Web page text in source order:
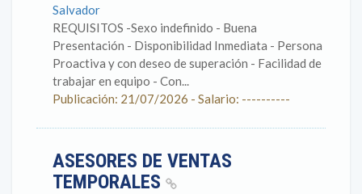
Salvador
REQUISITOS -Sexo indefinido - Buena
Presentación - Disponibilidad Inmediata - Persona
Proactiva y con deseo de superación - Facilidad de
trabajar en equipo - Con...
Publicación: 21/07/2026 - Salario: ----------
ASESORES DE VENTAS
TEMPORALES